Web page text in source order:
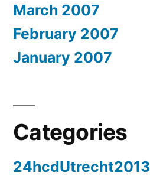
March 2007
February 2007
January 2007
Categories
24hcdUtrecht2013